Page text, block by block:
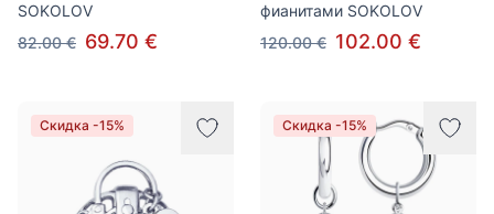
SOKOLOV
82.00 € 69.70 €
фианитами SOKOLOV
120.00 € 102.00 €
Скидка -15% Скидка -15%